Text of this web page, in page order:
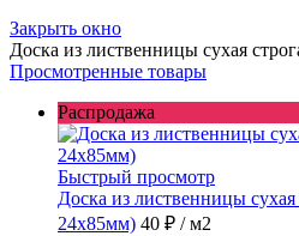
Закрыть окно
Доска из лиственницы сухая
Просмотренные товары
Распродажа
Быстрый просмотр
Доска из лиственницы сухая
24x85мм) 40 ₽ / м2